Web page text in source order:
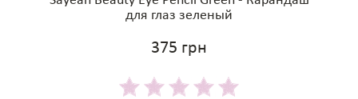
для глаз зеленый
375 грн